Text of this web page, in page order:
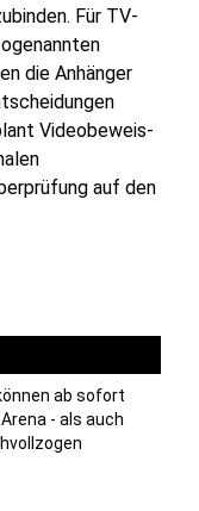
Für TV-
die Anhänger
Videobeweis-
auf den
ab sofort
- als auch